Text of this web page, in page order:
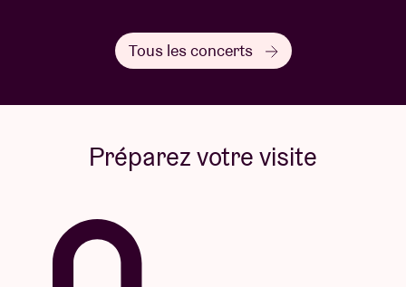
Tous les concerts
Préparez votre visite